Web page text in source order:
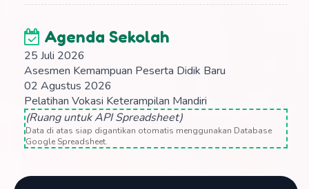
Agenda Sekolah
25 Juli 2026
Asesmen Kemampuan Peserta Didik Baru
02 Agustus 2026
Pelatihan Vokasi Keterampilan Mandiri
(Ruang untuk API Spreadsheet)
Data di atas siap digantikan otomatis menggunakan Database
Google Spreadsheet.